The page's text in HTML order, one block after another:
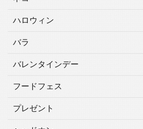
ハロウィン
バラ
バレンタインデー
フードフェス
プレゼント